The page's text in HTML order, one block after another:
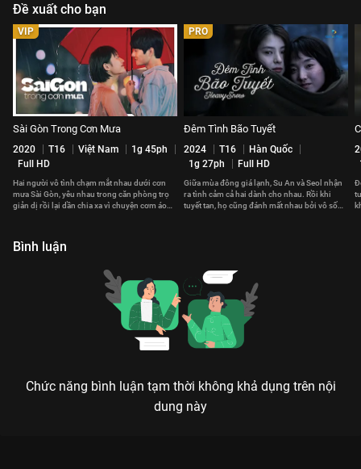
Đề xuất cho bạn
VIP
Sài Gòn Trong Cơn Mưa
2020 T16 Việt Nam
1g 45ph
Full HD
Hai người vô tình chạm mắt nhau dưới cơn
mưa Sài Gòn, yêu nhau trong căn phòng trọ
giản dị rồi lại dần chia xa vì chuyện cơm áo
PRO
Đêm Tình Bão Tuyết
2024 T16
Hàn Quốc
1g 27ph
Full HD
Giữa mùa đông giá lạnh, Su An và Seol nhận
ra tình cảm cả hai dành cho nhau. Rồi khi
tuyết tan, họ cũng đánh mất nhau bởi vô số
Bình luận
Chức năng bình luận tạm thời không khả dụng trên nội
dung này